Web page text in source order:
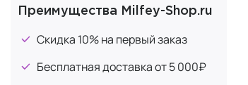
Преимущества Milfey-Shop.ru
Скидка 10% на первый заказ
Бесплатная доставка от 5 000₽